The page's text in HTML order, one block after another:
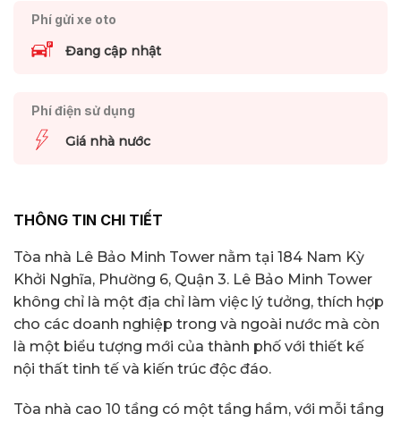
Phí gửi xe oto
Đang cập nhật
Phí điện sử dụng
Giá nhà nước
THÔNG TIN CHI TIẾT
Tòa nhà Lê Bảo Minh Tower nằm tại 184 Nam Kỳ
Khởi Nghĩa, Phường 6, Quận 3. Lê Bảo Minh Tower
không chỉ là một địa chỉ làm việc lý tưởng, thích hợp
cho các doanh nghiệp trong và ngoài nước mà còn
là một biểu tượng mới của thành phố với thiết kế
nội thất tinh tế và kiến trúc độc đáo.
Tòa nhà cao 10 tầng có một tầng hầm, với mỗi tầng